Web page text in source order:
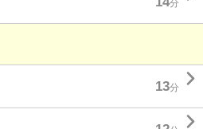
分
13分 
